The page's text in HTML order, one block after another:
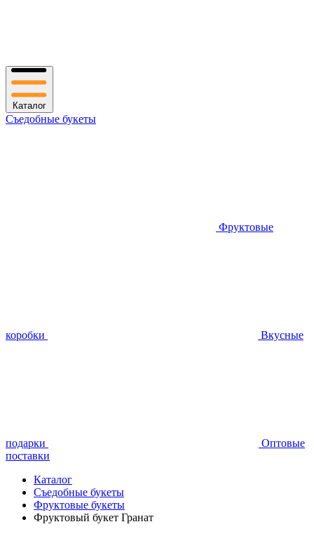
Каталог
Съедобные букеты
Фруктовые
коробки Вкусные
подарки
Оптовые
поставки
Каталог
Съедобные букеты
Фруктовые букеты
Фруктовый букет Гранат